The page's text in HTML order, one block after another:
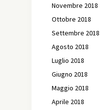
Novembre 2018
Ottobre 2018
Settembre 2018
Agosto 2018
Luglio 2018
Giugno 2018
Maggio 2018
Aprile 2018